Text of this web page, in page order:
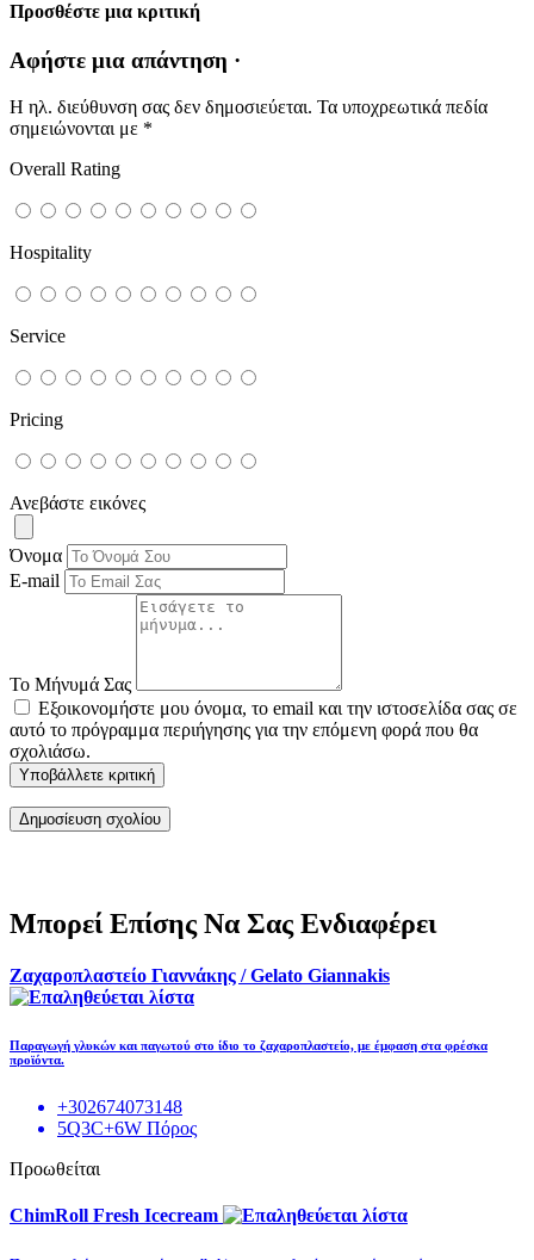
Προσθέστε μια κριτική
Αφήστε μια απάντηση ·
Η ηλ. διεύθυνση σας δεν δημοσιεύεται. Τα υποχρεωτικά πεδία
σημειώνονται με *
Overall Rating
Hospitality
Service
Pricing
Ανεβάστε εικόνες
Όνομα
E-mail
Το Μήνυμά Σας
Εξοικονομήστε μου όνομα, το email και την ιστοσελίδα σας σε
αυτό το πρόγραμμα περιήγησης για την επόμενη φορά που θα
σχολιάσω.
Υποβάλλετε κριτική
Μπορεί Επίσης Να Σας Ενδιαφέρει
Ζαχαροπλαστείο Γιαννάκης / Gelato Giannakis
Παραγωγή γλυκών και παγωτού στο ίδιο το ζαχαροπλαστείο, με έμφαση στα φρέσκα
προϊόντα.
+302674073148
5Q3C+6W Πόρος
Προωθείται
ChimRoll Fresh Icecream